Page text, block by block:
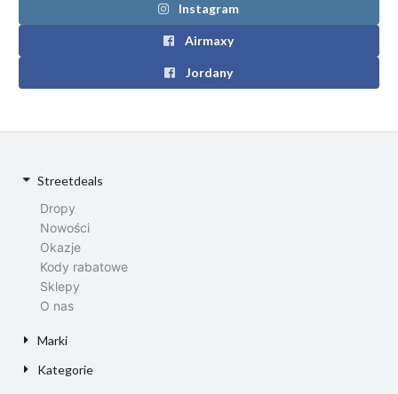
Instagram
Airmaxy
Jordany
Streetdeals
Dropy
Nowości
Okazje
Kody rabatowe
Sklepy
O nas
Marki
Kategorie